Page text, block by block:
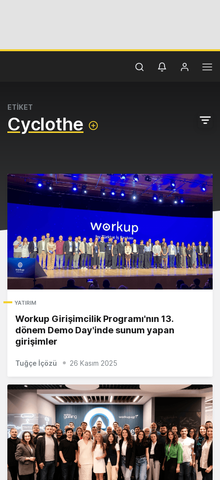
ETİKET
Cyclothe
YATIRIM
Workup Girişimcilik Programı'nın 13.
dönem Demo Day'inde sunum yapan
girişimler
Tuğçe İçözü 26 Kasım 2025